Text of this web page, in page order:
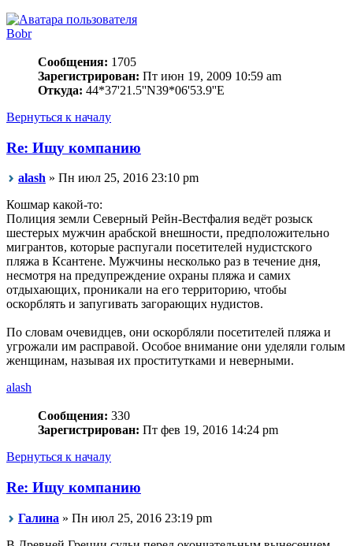
Bobr
Сообщения: 1705
Зарегистрирован: Пт июн 19, 2009 10:59 am
Откуда: 44*37'21.5''N39*06'53.9''E
Вернуться к началу
Re: Ищу компанию
alash » Пн июл 25, 2016 23:10 pm
Кошмар какой-то:
Полиция земли Северный Рейн-Вестфалия ведёт розыск
шестерых мужчин арабской внешности, предположительно
мигрантов, которые распугали посетителей нудистского
пляжа в Ксантене. Мужчины несколько раз в течение дня,
несмотря на предупреждение охраны пляжа и самих
отдыхающих, проникали на его территорию, чтобы
оскорблять и запугивать загорающих нудистов.
По словам очевидцев, они оскорбляли посетителей пляжа и
угрожали им расправой. Особое внимание они уделяли голым
женщинам, называя их проститутками и неверными.
alash
Сообщения: 330
Зарегистрирован: Пт фев 19, 2016 14:24 pm
Вернуться к началу
Re: Ищу компанию
Галина » Пн июл 25, 2016 23:19 pm